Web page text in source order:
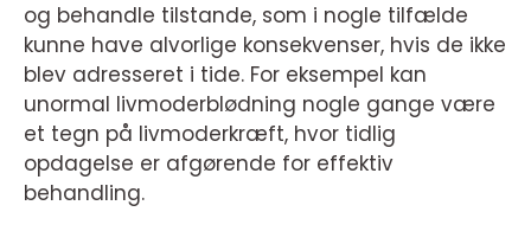
og behandle tilstande, som i nogle tilfælde
kunne have alvorlige konsekvenser, hvis de ikke
blev adresseret i tide. For eksempel kan
unormal livmoderblødning nogle gange være
et tegn på livmoderkræft, hvor tidlig
opdagelse er afgørende for effektiv
behandling.